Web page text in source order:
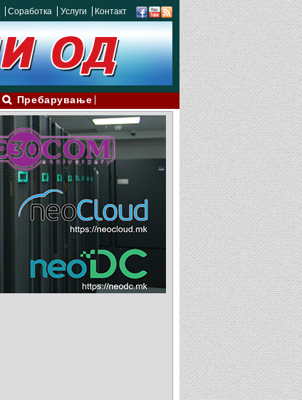
Соработка Услуги Контакт
Пребарување